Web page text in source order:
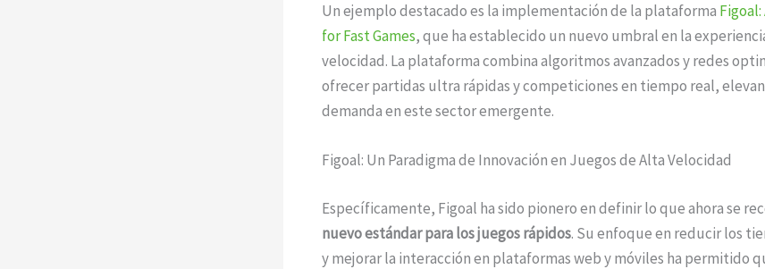
Un ejemplo destacado es la implementación de la plataforma
for Fast Games, que ha establecido un nuevo umbral en la
velocidad. La plataforma combina algoritmos avanzados y redes
ofrecer partidas ultra rápidas y competiciones en tiempo real,
demanda en este sector emergente.
Figoal: Un Paradigma de Innovación en Juegos de Alta Velocidad
Específicamente, Figoal ha sido pionero en definir lo que ahora se
nuevo estándar para los juegos rápidos. Su enfoque en reducir los
y mejorar la interacción en plataformas web y móviles ha permitido